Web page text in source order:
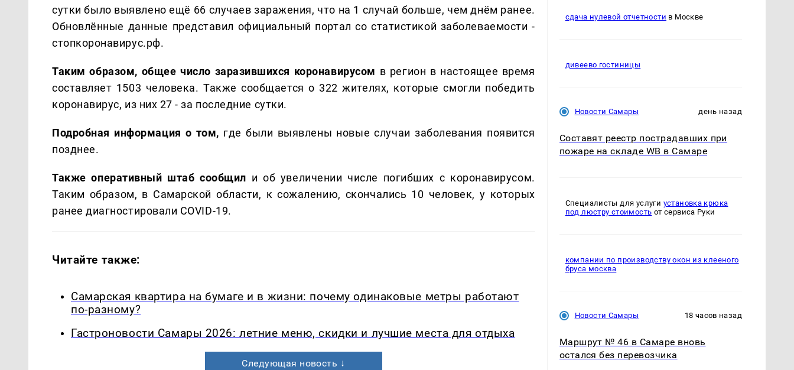
сутки было выявлено ещё 66 случаев заражения, что на 1 случай больше, чем днём ранее.
Обновлённые данные представил официальный портал со статистикой заболеваемости -
стопкоронавирус.рф.
Таким образом, общее число заразившихся коронавирусом в регион в настоящее время
составляет 1503 человека. Также сообщается о 322 жителях, которые смогли победить
коронавирус, из них 27 - за последние сутки.
Подробная информация о том, где были выявлены новые случаи заболевания появится
позднее.
Также оперативный штаб сообщил и об увеличении числе погибших с коронавирусом.
Таким образом, в Самарской области, к сожалению, скончались 10 человек, у которых
ранее диагностировали COVID-19.
Читайте также:
Самарская квартира на бумаге и в жизни: почему одинаковые метры работают
по-разному?
Гастроновости Самары 2026: летние меню, скидки и лучшие места для отдыха
Следующая новость ↓
сдача нулевой отчетности в Москве
дивеево гостиницы
Новости Самары день назад
Составят реестр пострадавших при
пожаре на складе WB в Самаре
Специалисты для услуги установка крюка
под люстру стоимость от сервиса Руки
компании по производству окон из клееного
бруса москва
Новости Самары 18 часов назад
Маршрут № 46 в Самаре вновь
остался без перевозчика